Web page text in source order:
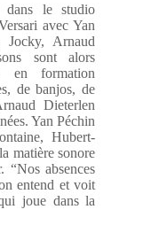
dans le studio
avec Yan
Jocky, Arnaud
sont alors
en formation
de banjos, de
Dieterlen
Yan Péchin
Hubert-
matière sonore
“Nos absences
entend et voit
joue dans la